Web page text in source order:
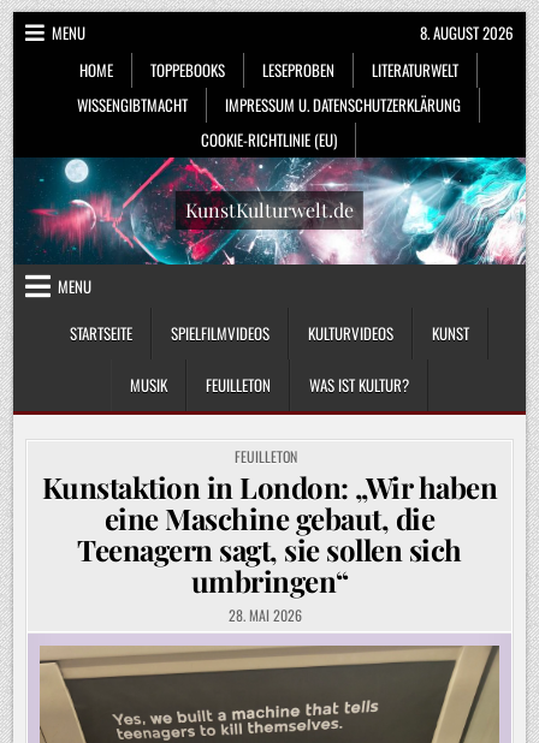
Skip
to
content
MENU
HOME
TOPPEBOOKS LESEPROBEN
LITERATURWELT
WISSENGIBTMACHT
IMPRESSUM U. DATENSCHUTZERKLÄRUNG
COOKIE-RICHTLINIE (EU)
8. AUGUST 2026
KunstKulturwelt.de
MENU
STARTSEITE
SPIELFILMVIDEOS KULTURVIDEOS KUNST
MUSIK FEUILLETON WAS IST KULTUR?
POSTED
IN
FEUILLETON
Kunstaktion in London: „Wir haben
eine Maschine gebaut, die
Teenagern sagt, sie sollen sich
umbringen“
28. MAI 2026